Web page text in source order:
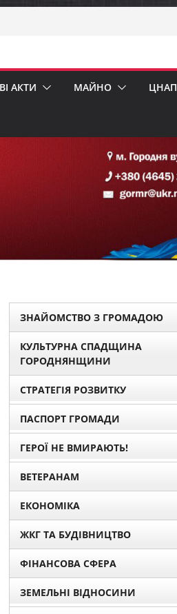
АКТИ МАЙНО ЦНАП
ЗНАЙОМСТВО З ГРОМАДОЮ
КУЛЬТУРНА СПАДЩИНА
ГОРОДНЯНЩИНИ
СТРАТЕГІЯ РОЗВИТКУ
ПАСПОРТ ГРОМАДИ
ГЕРОЇ НЕ ВМИРАЮТЬ!
ВЕТЕРАНАМ
ЕКОНОМІКА
ЖКГ ТА БУДІВНИЦТВО
ФІНАНСОВА СФЕРА
ЗЕМЕЛЬНІ ВІДНОСИНИ